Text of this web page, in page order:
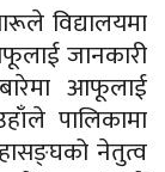
विद्यालयमा
जानकारी
आफूलाई
पालिकामा
नेतुत्व